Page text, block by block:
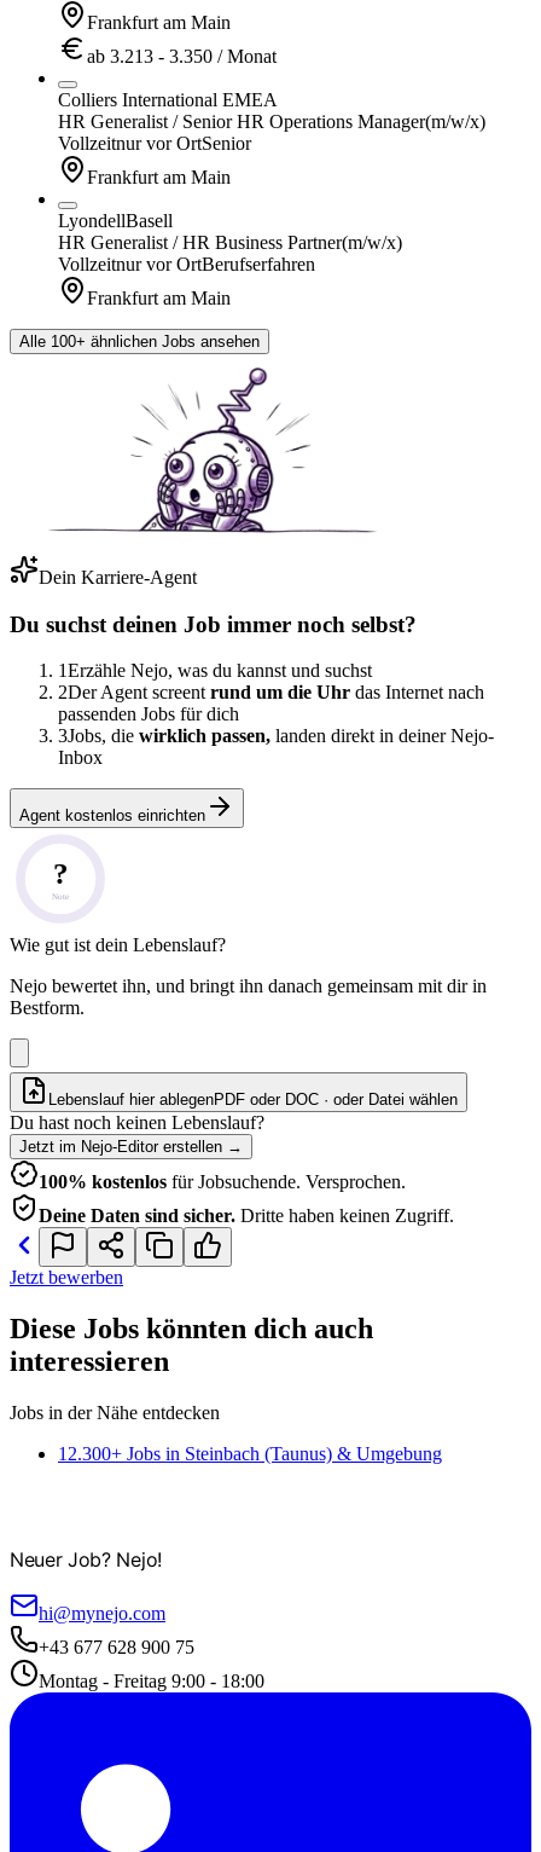
Frankfurt am Main
ab 3.213 - 3.350 / Monat
Colliers International EMEA
HR Generalist / Senior HR Operations Manager(m/w/x)
Vollzeitnur vor OrtSenior
Frankfurt am Main
LyondellBasell
HR Generalist / HR Business Partner(m/w/x)
Vollzeitnur vor OrtBerufserfahren
Frankfurt am Main
Alle 100+ ähnlichen Jobs ansehen
Dein Karriere-Agent
Du suchst deinen Job immer noch selbst?
1Erzähle Nejo, was du kannst und suchst
2Der Agent screent rund um die Uhr das Internet nach
passenden Jobs für dich
3Jobs, die wirklich passen, landen direkt in deiner Nejo-
Inbox
Agent kostenlos einrichten
?
Note
Wie gut ist dein Lebenslauf?
Nejo bewertet ihn, und bringt ihn danach gemeinsam mit dir in
Bestform.
Lebenslauf hier ablegenPDF oder DOC · oder Datei wählen
Du hast noch keinen Lebenslauf?
Jetzt im Nejo-Editor erstellen →
100% kostenlos für Jobsuchende. Versprochen.
Deine Daten sind sicher. Dritte haben keinen Zugriff.
Jetzt bewerben
Diese Jobs könnten dich auch
interessieren
Jobs in der Nähe entdecken
12.300+ Jobs in Steinbach (Taunus) & Umgebung
Neuer Job? Nejo!
hi@mynejo.com
+43 677 628 900 75
Montag - Freitag 9:00 - 18:00